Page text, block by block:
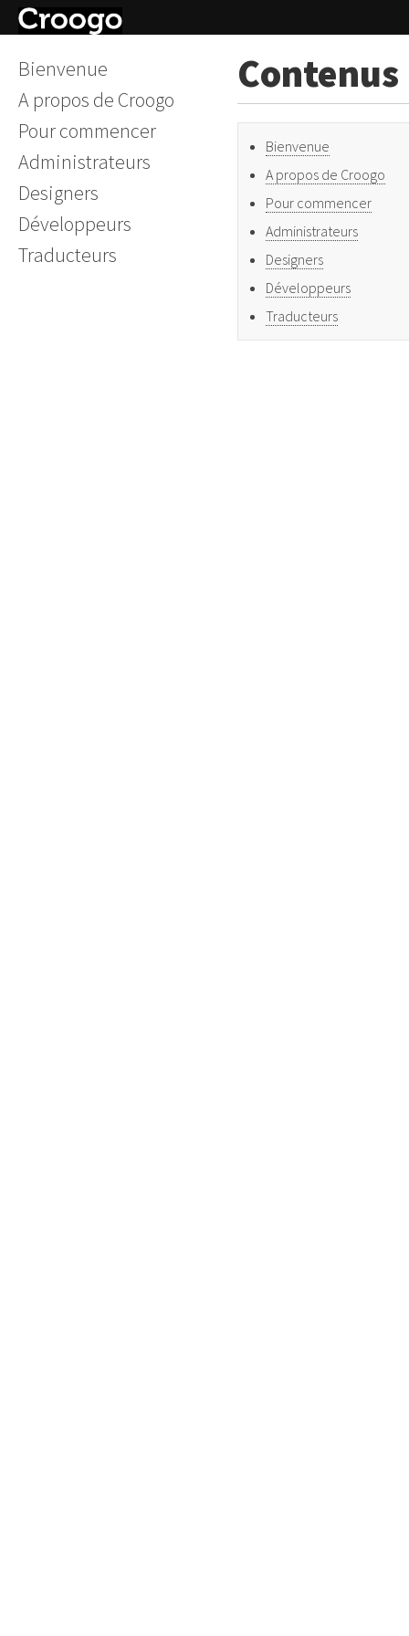
Bienvenue
A propos de Croogo
Pour commencer
Administrateurs
Designers
Développeurs
Traducteurs
Contenus
Bienvenue
A propos de Croogo
Pour commencer
Administrateurs
Designers
Développeurs
Traducteurs